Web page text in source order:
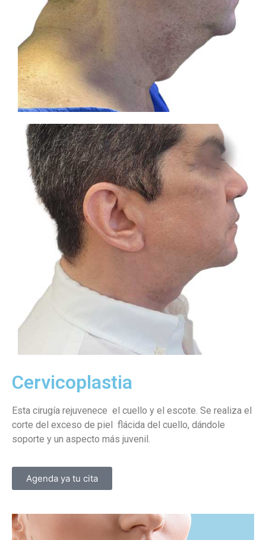
Cervicoplastia
Esta cirugía rejuvenece el cuello y el escote. Se realiza el
corte del exceso de piel flácida del cuello, dándole
soporte y un aspecto más juvenil.
Agenda ya tu cita